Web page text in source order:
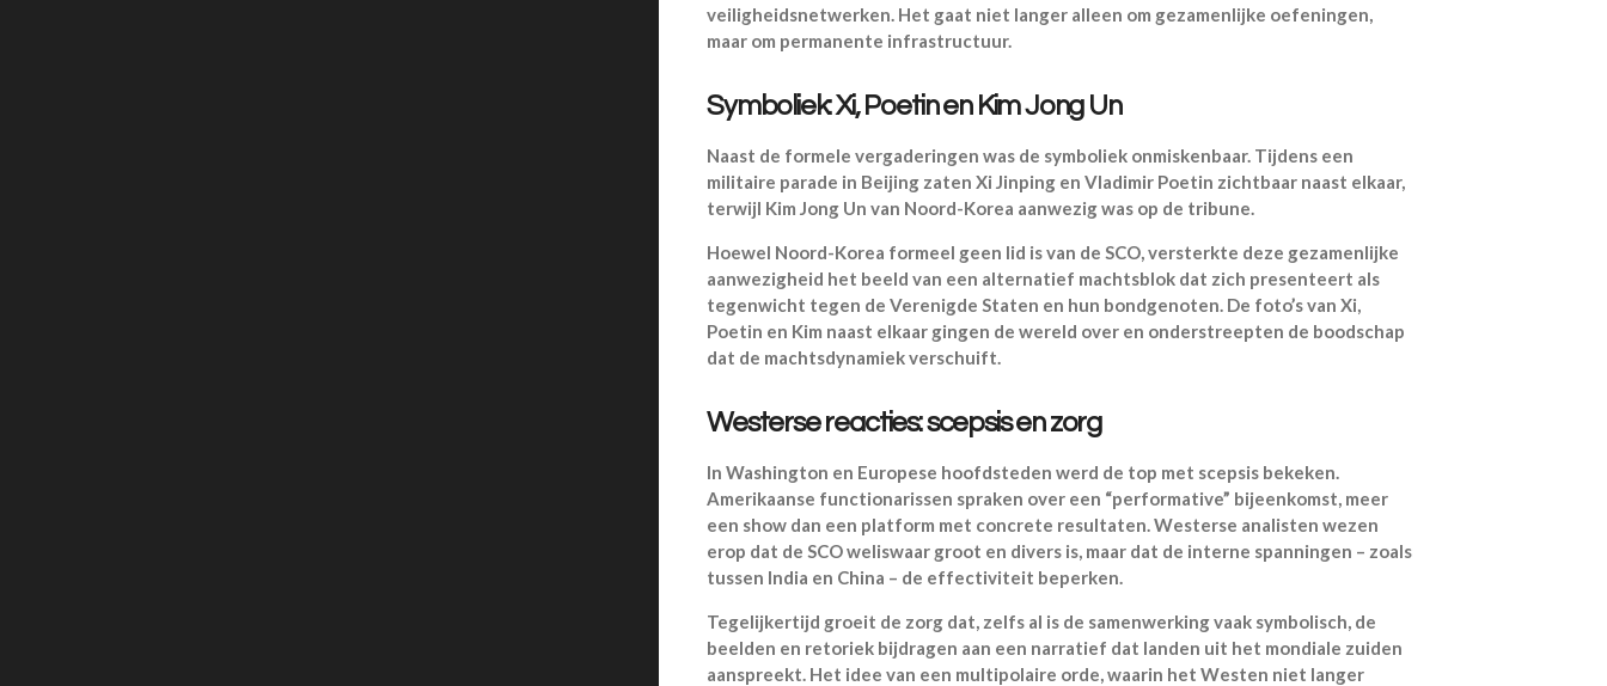
veiligheidsnetwerken. Het gaat niet langer alleen om gezamenlijke oefeningen,
maar om permanente infrastructuur.
Symboliek: Xi, Poetin en Kim Jong Un
Naast de formele vergaderingen was de symboliek onmiskenbaar. Tijdens een
militaire parade in Beijing zaten Xi Jinping en Vladimir Poetin zichtbaar naast elkaar,
terwijl Kim Jong Un van Noord-Korea aanwezig was op de tribune.
Hoewel Noord-Korea formeel geen lid is van de SCO, versterkte deze gezamenlijke
aanwezigheid het beeld van een alternatief machtsblok dat zich presenteert als
tegenwicht tegen de Verenigde Staten en hun bondgenoten. De foto’s van Xi,
Poetin en Kim naast elkaar gingen de wereld over en onderstreepten de boodschap
dat de machtsdynamiek verschuift.
Westerse reacties: scepsis en zorg
In Washington en Europese hoofdsteden werd de top met scepsis bekeken.
Amerikaanse functionarissen spraken over een “performative” bijeenkomst, meer
een show dan een platform met concrete resultaten. Westerse analisten wezen
erop dat de SCO weliswaar groot en divers is, maar dat de interne spanningen – zoals
tussen India en China – de effectiviteit beperken.
Tegelijkertijd groeit de zorg dat, zelfs al is de samenwerking vaak symbolisch, de
beelden en retoriek bijdragen aan een narratief dat landen uit het mondiale zuiden
aanspreekt. Het idee van een multipolaire orde, waarin het Westen niet langer